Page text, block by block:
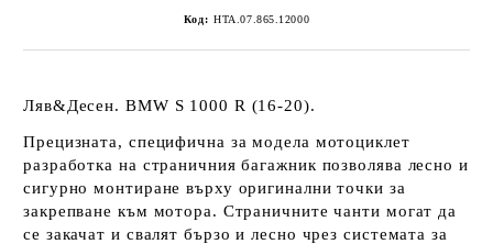
Код: HTA.07.865.12000
Ляв&Десен. BMW S 1000 R (16-20).
Прецизната, специфична за модела мотоциклет
разработка на страничния багажник позволява лесно и
сигурно монтиране върху оригинални точки за
закрепване към мотора. Страничните чанти могат да
се закачат и свалят бързо и лесно чрез системата за